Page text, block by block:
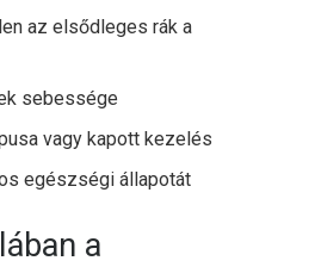
az elsődleges rák a
sebessége
vagy kapott kezelés
egészségi állapotát
a